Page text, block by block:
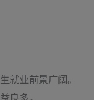
就业前景广阔。